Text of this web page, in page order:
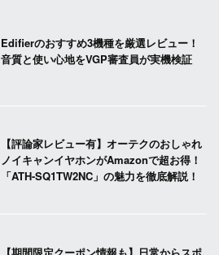
Edifierのおすすめ3機種を厳選レビュー！
音質と使い心地をVGP審査員が実機検証
【評論家レビュー有】オーテクのおしゃれ
ノイキャンイヤホンがAmazonで超お得！
「ATH-SQ1TW2NC」の魅力を徹底解説！